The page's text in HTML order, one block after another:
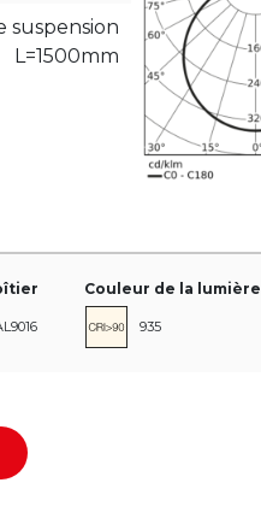
suspension
L=1500mm
Couleur de la lumière
935